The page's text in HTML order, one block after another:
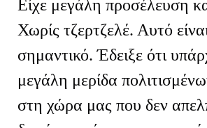
Είχε μεγάλη προσέλευση
Χωρίς τζερτζελέ. Αυτό
σημαντικό. Έδειξε ότι
μεγάλη μερίδα
στη χώρα μας που δεν